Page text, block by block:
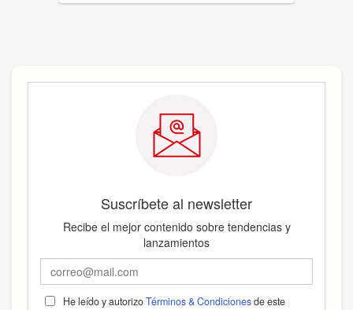
Suscríbete al newsletter
Recibe el mejor contenido sobre tendencias y
lanzamientos
He leído y autorizoTérminos & Condicionesde este